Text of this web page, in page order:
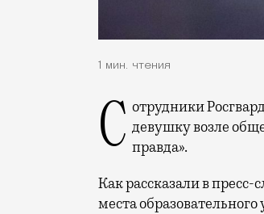
1 мин. чтения
Сотрудники Росгвардии задержали 25-летнего мужчину, который караулил девушку возле
правда».
Как рассказали в
места